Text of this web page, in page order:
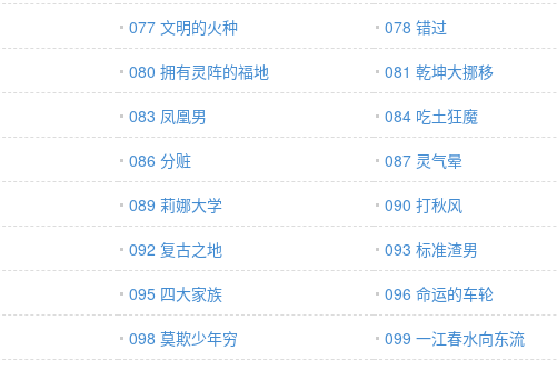
077 文明的火种
078 错过
080 拥有灵阵的福地
081 乾坤大挪移
083 凤凰男
084 吃土狂魔
086 分赃
087 灵气晕
089 莉娜大学
090 打秋风
092 复古之地
093 标准渣男
095 四大家族
096 命运的车轮
098 莫欺少年穷
099 一江春水向东流